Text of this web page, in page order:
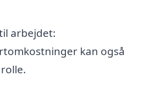
arbejdet:
kan også